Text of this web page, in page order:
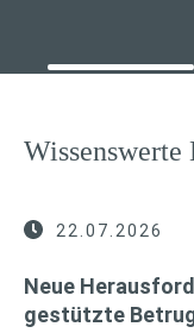
Wissenswerte
22.07.2026
Neue
gestützte